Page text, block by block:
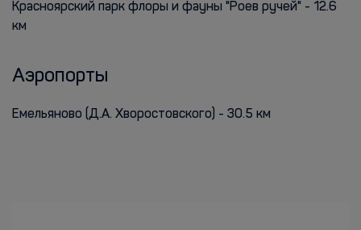
Красноярский парк флоры и фауны "Роев ручей" - 12.6
км
Аэропорты
Емельяново (Д.А. Хворостовского) - 30.5 км